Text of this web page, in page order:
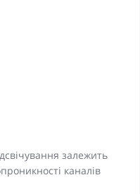
залежить
каналів